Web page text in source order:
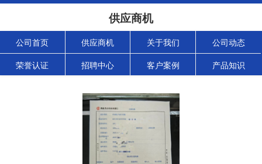
供应商机
公司首页 供应商机 关于我们 公司动态
荣誉认证 招聘中心 客户案例 产品知识